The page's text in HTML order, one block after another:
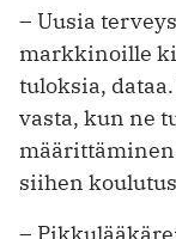
– Uusia
markkinoille
tuloksia,
vasta, kun ne
siihen
–